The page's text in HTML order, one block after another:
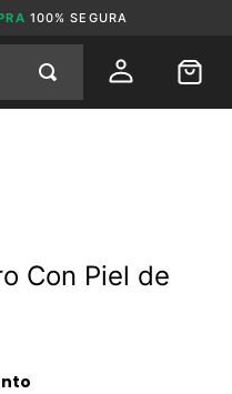
100% SEGURA
Con Piel de